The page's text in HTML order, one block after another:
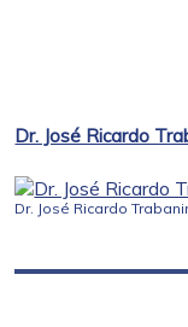
Dr. José Ricardo
Dr. José Ricardo